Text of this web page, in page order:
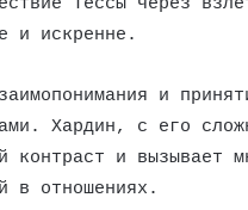
Тессы через
и искренне.
и
Хардин, с его
контраст и вызывает
в отношениях.